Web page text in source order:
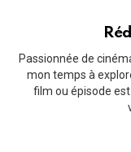
Passionnée de
mon temps à
film ou épisode